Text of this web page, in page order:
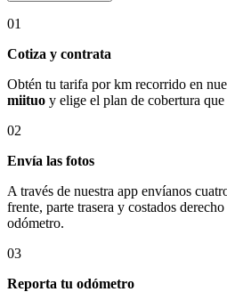
01
Cotiza y contrata
Obtén tu tarifa por km recorrido en
miituo y elige el plan de cobertura
02
Envía las fotos
A través de nuestra app envíanos
frente, parte trasera y costados
odómetro.
03
Reporta tu odómetro